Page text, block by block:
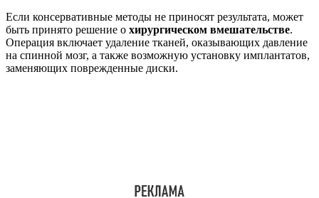
Если консервативные методы не приносят результата, может
быть принято решение о хирургическом вмешательстве.
Операция включает удаление тканей, оказывающих давление
на спинной мозг, а также возможную установку имплантатов,
заменяющих поврежденные диски.